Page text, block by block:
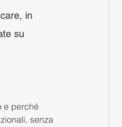
in
su
e perché
senza